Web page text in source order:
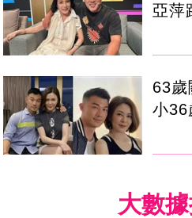
亞萍
63歲
小36
大數